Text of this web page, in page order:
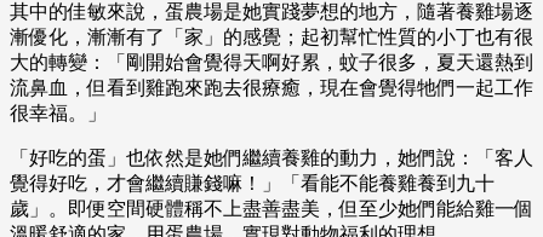
其中的佳敏來說，蛋農場是她實踐夢想的地方，隨著養雞場逐
漸優化，漸漸有了「家」的感覺；起初幫忙性質的小丁也有很
大的轉變：「剛開始會覺得天啊好累，蚊子很多，夏天還熱到
流鼻血，但看到雞跑來跑去很療癒，現在會覺得牠們一起工作
很幸福。」
「好吃的蛋」也依然是她們繼續養雞的動力，她們說：「客人
覺得好吃，才會繼續賺錢嘛！」「看能不能養雞養到九十
歲」。即便空間硬體稱不上盡善盡美，但至少她們能給雞一個